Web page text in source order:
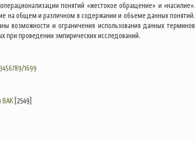
понятий «жестокое обращение» и «насилие».
на общем и различном в содержании и объеме данных понятий.
возможности и ограничения использования данных терминов
при проведении эмпирических исследований.
1699
ВАК[2549]